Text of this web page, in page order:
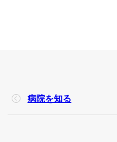
病院を知る